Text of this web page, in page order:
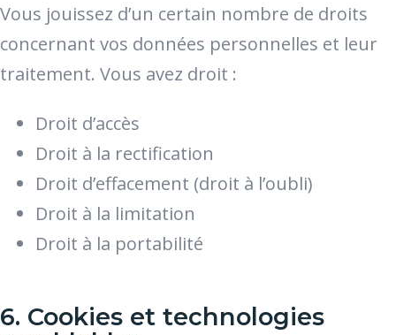
Vous jouissez d’un certain nombre de droits
concernant vos données personnelles et leur
traitement. Vous avez droit :
Droit d’accès
Droit à la rectification
Droit d’effacement (droit à l’oubli)
Droit à la limitation
Droit à la portabilité
6. Cookies et technologies